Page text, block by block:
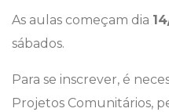
As aulas começam dia
sábados.
Para se inscrever, é
Projetos Comunitários,